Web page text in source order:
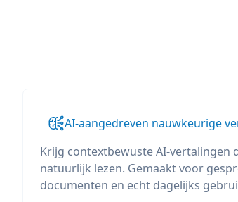
AI-aangedreven nauwkeurige
Krijg contextbewuste AI-vertalingen
natuurlijk lezen. Gemaakt voor
documenten en echt dagelijks